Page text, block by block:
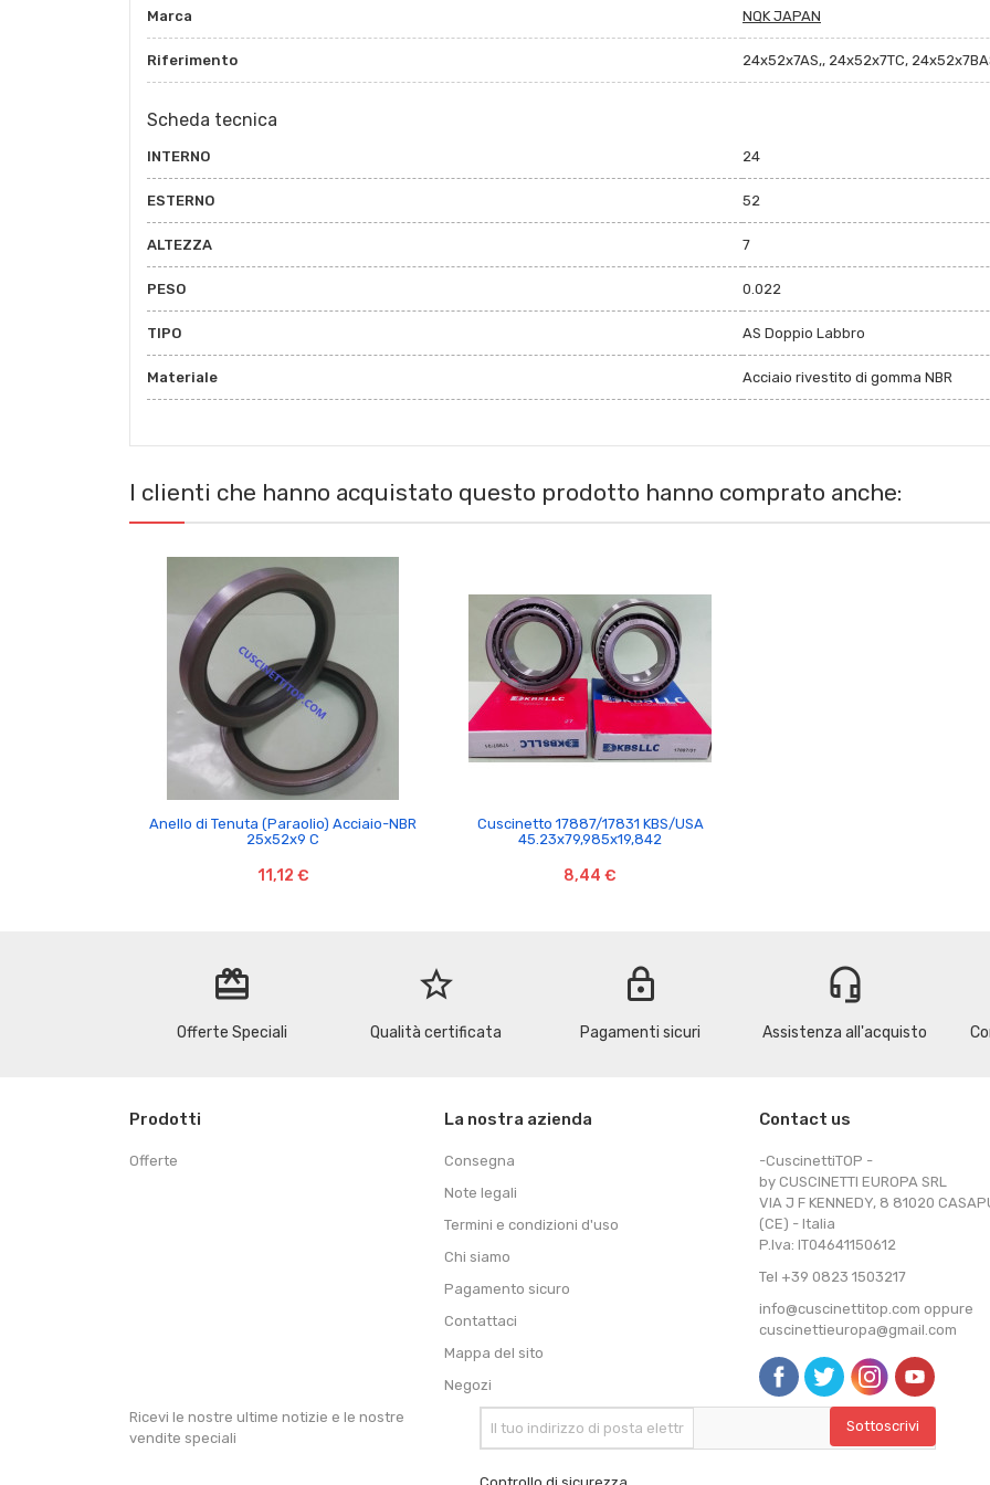
Marca NQK JAPAN
Riferimento 24x52x7AS,, 24x52x7TC,
Scheda tecnica
INTERNO 24
ESTERNO 52
ALTEZZA 7
PESO 0.022
TIPO AS Doppio Labbro
Materiale Acciaio rivestito di gomma NBR
I clienti che hanno acquistato questo prodotto hanno comprato anche:

Anello di Tenuta (Paraolio) Acciaio-NBR
25x52x9 C
11,12 €

Cuscinetto 17887/17831 KBS/USA
45.23x79,985x19,842
8,44 €
redeem
Offerte Speciali
star_border
Qualità certificata
lock
Pagamenti sicuri
headset_mic
Assistenza all'acquisto
Prodotti
Offerte
La nostra azienda
Consegna
Note legali
Termini e condizioni d'uso
Chi siamo
Pagamento sicuro
Contattaci
Mappa del sito
Negozi
Contact us
-CuscinettiTOP -
by CUSCINETTI EUROPA SRL
VIA J F KENNEDY, 8 81020
(CE) - Italia
P.Iva: IT04641150612
Tel +39 0823 1503217
info@cuscinettitop.com oppure
cuscinettieuropa@gmail.com
Ricevi le nostre ultime notizie e le nostre
vendite speciali